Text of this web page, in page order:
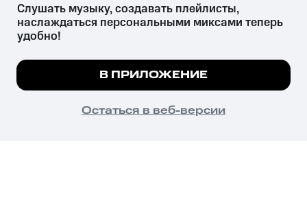
психотропных веществ, их аналогов причиняет вред здоровью,
их незаконный оборот запрещён и влечёт установленную
законодательством ответственность.
© 2026 ООО «КИОН».
Все права защищены
Мы используем куки, чтобы на сайте все
Подробнее
ПОНЯТНО
Слушать музыку, создавать плейлисты,
наслаждаться персональными миксами теперь
удобно!
В ПРИЛОЖЕНИЕ
Остаться в веб-версии